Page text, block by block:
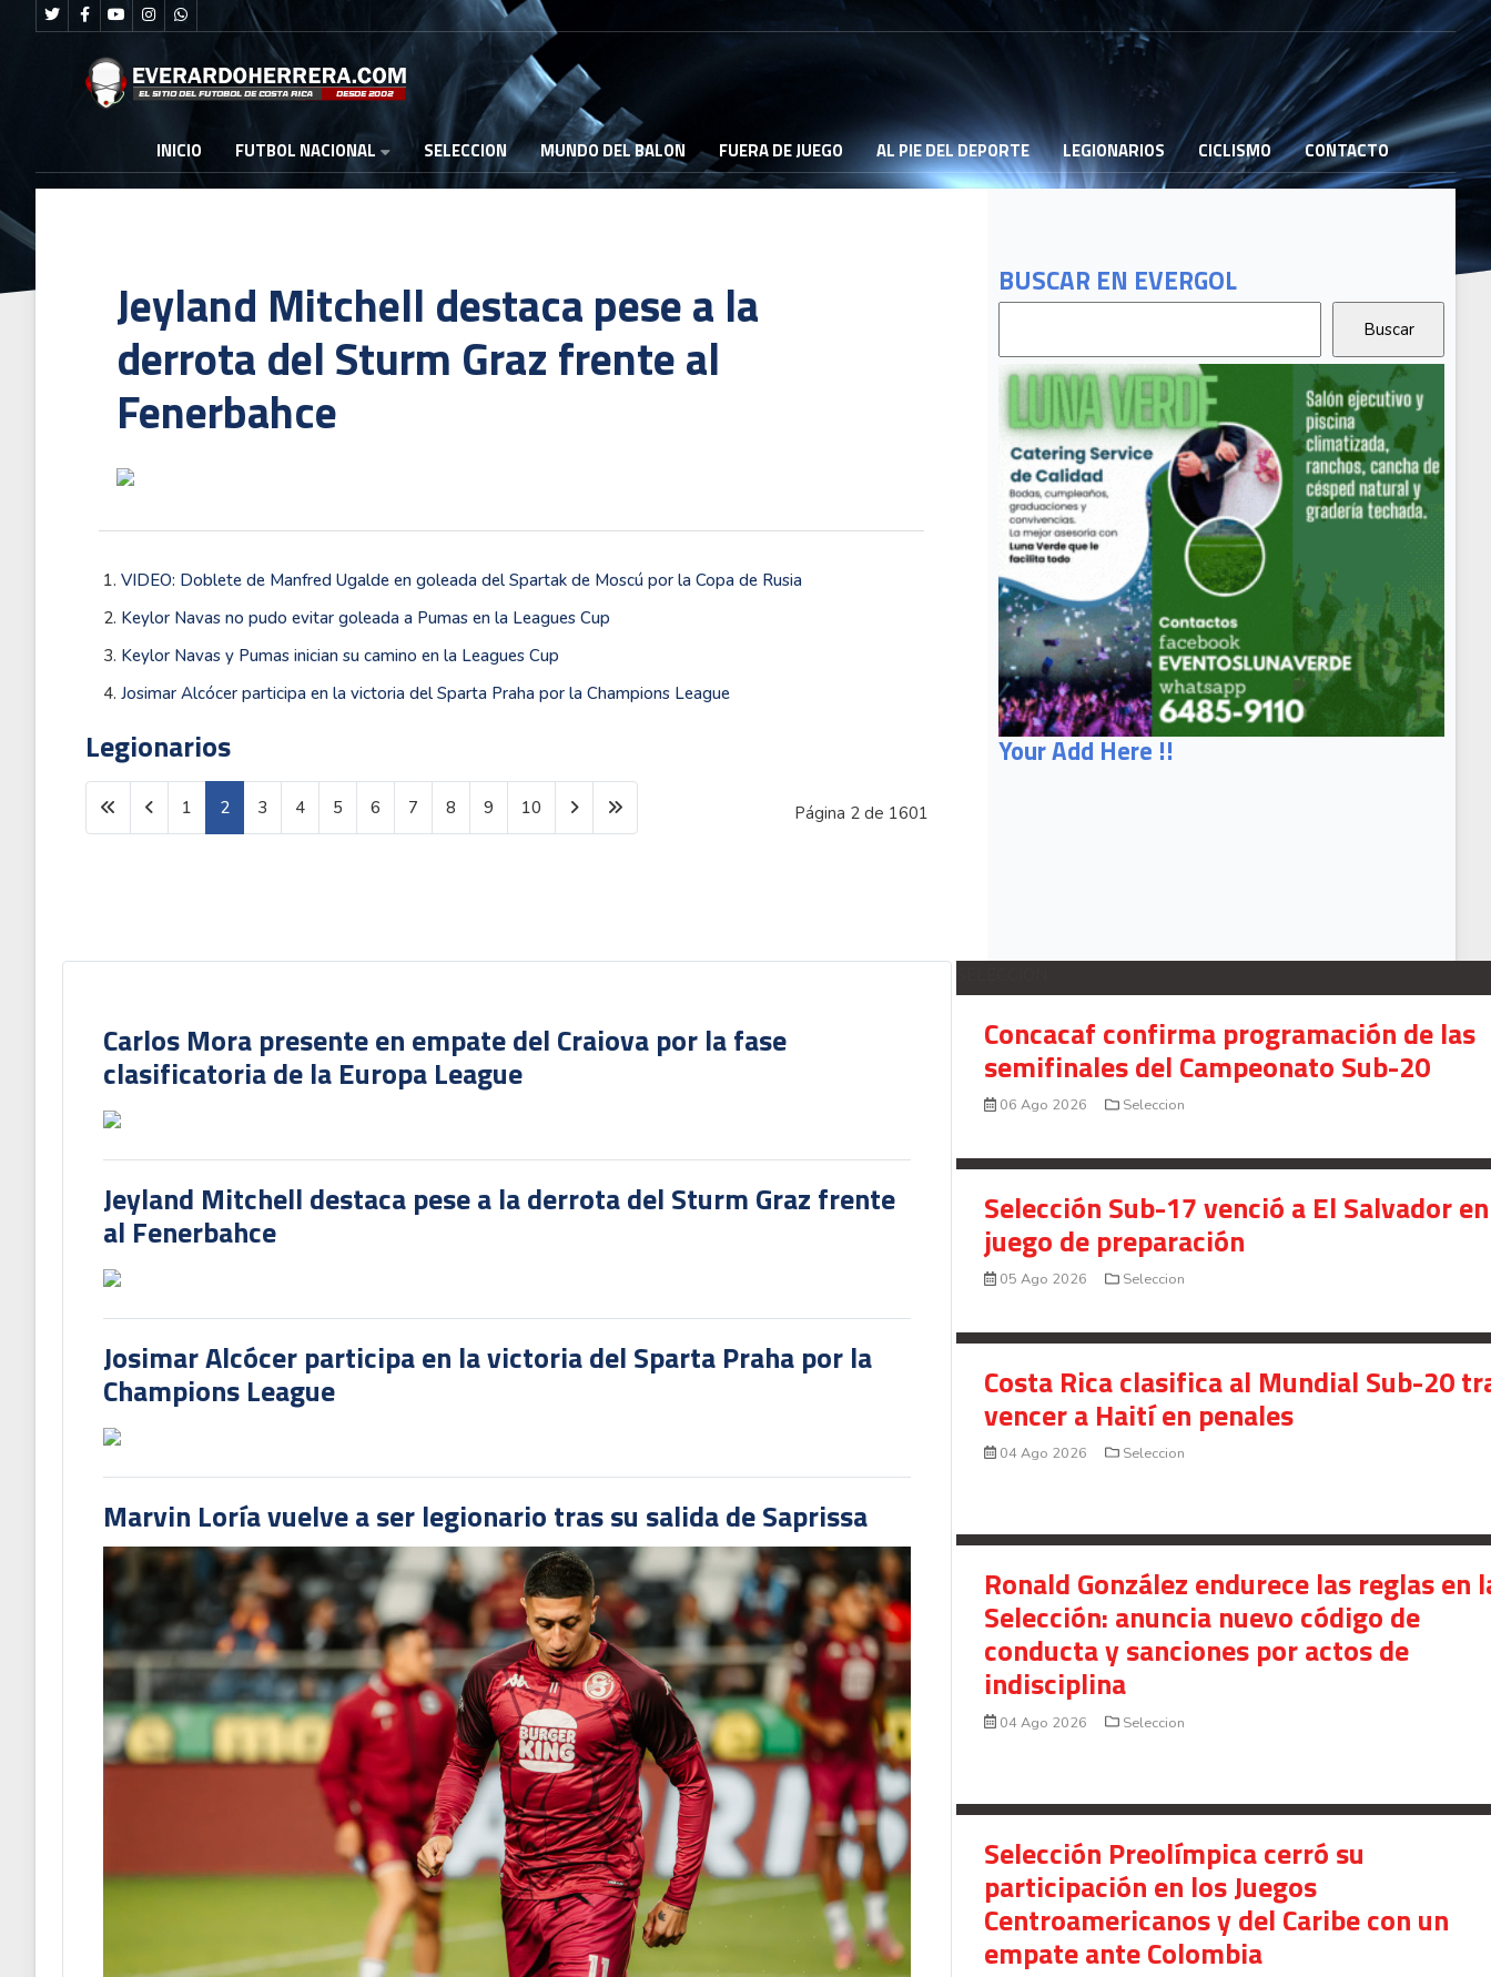
INICIO FUTBOL NACIONAL SELECCION MUNDO DEL BALON FUERA DE JUEGO AL PIE DEL DEPORTE LEGIONARIOS CICLISMO CONTACTO
BUSCAR EN EVERGOL
Your Add Here !!
Jeyland Mitchell destaca pese a la
derrota del Sturm Graz frente al
Fenerbahce
VIDEO: Doblete de Manfred Ugalde en goleada del Spartak de Moscú por la Copa de Rusia
Keylor Navas no pudo evitar goleada a Pumas en la Leagues Cup
Keylor Navas y Pumas inician su camino en la Leagues Cup
Josimar Alcócer participa en la victoria del Sparta Praha por la Champions League
Legionarios
Página 2 de 1601
1 2 3 4 5 6 7 8 9 10
Carlos Mora presente en empate del Craiova por la fase
clasificatoria de la Europa League
Jeyland Mitchell destaca pese a la derrota del Sturm Graz frente
al Fenerbahce
Josimar Alcócer participa en la victoria del Sparta Praha por la
Champions League
Marvin Loría vuelve a ser legionario tras su salida de Saprissa
Concacaf confirma programación de las
semifinales del Campeonato Sub-20
06 Ago 2026 Seleccion
Selección Sub-17 venció a El Salvador en
juego de preparación
05 Ago 2026 Seleccion
Costa Rica clasifica al Mundial Sub-20
vencer a Haití en penales
04 Ago 2026 Seleccion
Ronald González endurece las reglas en
Selección: anuncia nuevo código de
conducta y sanciones por actos de
indisciplina
04 Ago 2026 Seleccion
Selección Preolímpica cerró su
participación en los Juegos
Centroamericanos y del Caribe con un
empate ante Colombia